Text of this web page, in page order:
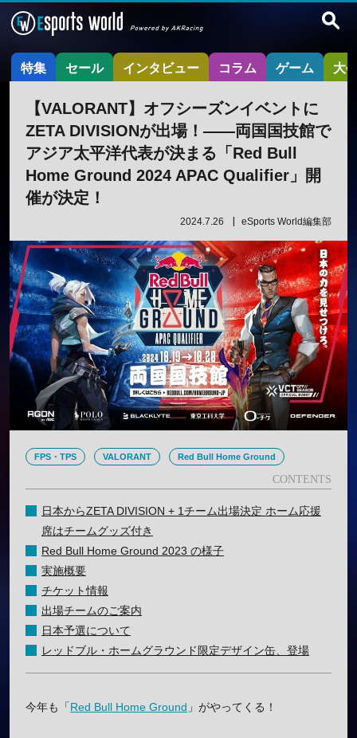
特集 セール インタビュー コラム ゲーム 大
【VALORANT】オフシーズンイベントに
ZETA DIVISIONが出場！——両国国技館で
アジア太平洋代表が決まる「Red Bull
Home Ground 2024 APAC Qualifier」開
催が決定！
2024.7.26 eSports World編集部
FPS・TPS VALORANT Red Bull Home Ground
日本からZETA DIVISION + 1チーム出場決定 ホーム応援
席はチームグッズ付き
Red Bull Home Ground 2023 の様子
実施概要
チケット情報
出場チームのご案内
日本予選について
レッドブル・ホームグラウンド限定デザイン缶、登場
今年も「Red Bull Home Ground 」がやってくる！